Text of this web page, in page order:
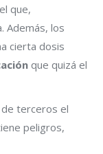
que,
Además, los
cierta dosis
que quizá el
terceros el
peligros,